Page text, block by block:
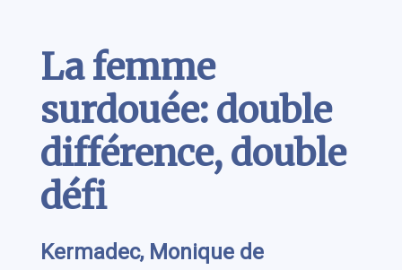
La femme
surdouée: double
différence, double
défi
Kermadec, Monique de